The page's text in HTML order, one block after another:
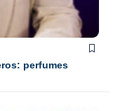
perfumes